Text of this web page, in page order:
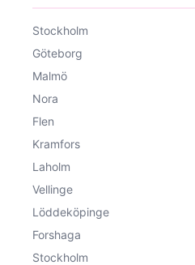
Stockholm
Göteborg
Malmö
Nora
Flen
Kramfors
Laholm
Vellinge
Löddeköpinge
Forshaga
Stockholm